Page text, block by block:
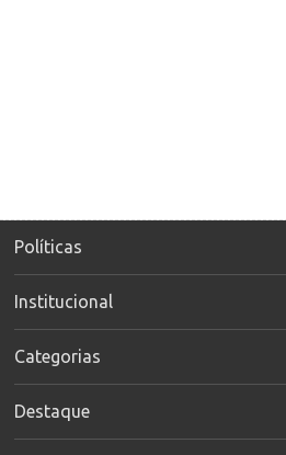
Políticas
Institucional
Categorias
Destaque